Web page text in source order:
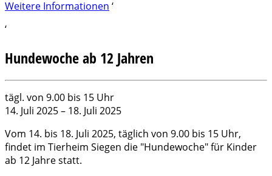
Weitere Informationen ‘
‘
Hundewoche ab 12 Jahren
Hundewoche
ab
Jahren
tägl. von 9.00 bis 15 Uhr
14. Juli 2025– 18. Juli 2025
Vom 14. bis 18. Juli 2025, täglich von 9.00 bis 15 Uhr,
findet im Tierheim Siegen die "Hundewoche" für Kinder
ab 12 Jahre statt.